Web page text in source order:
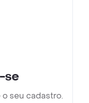
se
seu cadastro.